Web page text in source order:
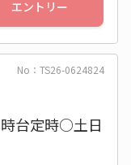
エントリー
No：TS26-0624824
台定時○土日